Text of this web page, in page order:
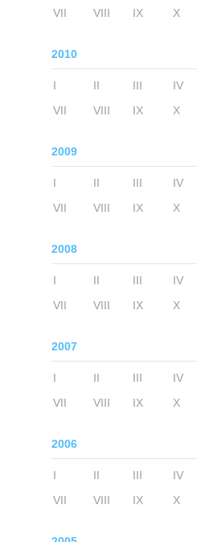
VII
VIII IX X
2010
I II III IV
VII
VIII IX X
2009
I II III IV
VII
VIII IX X
2008
I II III IV
VII
VIII IX X
2007
I II III IV
VII
VIII IX X
2006
I II III IV
VII
VIII IX X